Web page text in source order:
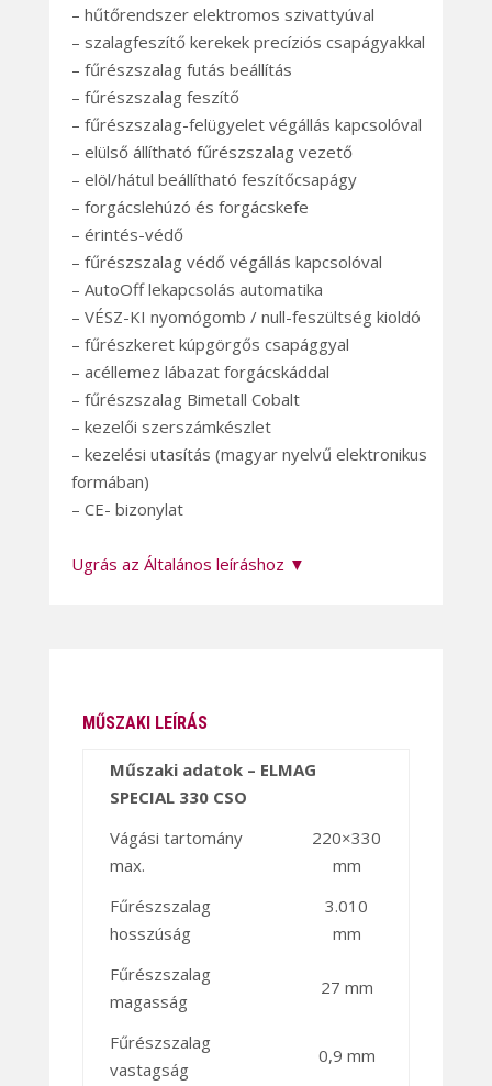
– hűtőrendszer elektromos szivattyúval
– szalagfeszítő kerekek precíziós csapágyakkal
– fűrészszalag futás beállítás
– fűrészszalag feszítő
– fűrészszalag-felügyelet végállás kapcsolóval
– elülső állítható fűrészszalag vezető
– elöl/hátul beállítható feszítőcsapágy
– forgácslehúzó és forgácskefe
– érintés-védő
– fűrészszalag védő végállás kapcsolóval
– AutoOff lekapcsolás automatika
– VÉSZ-KI nyomógomb / null-feszültség kioldó
– fűrészkeret kúpgörgős csapággyal
– acéllemez lábazat forgácskáddal
– fűrészszalag Bimetall Cobalt
– kezelői szerszámkészlet
– kezelési utasítás (magyar nyelvű elektronikus
formában)
– CE- bizonylat
Ugrás az Általános leíráshoz ▼
MŰSZAKI LEÍRÁS
Műszaki adatok – ELMAG
SPECIAL 330 CSO
Vágási tartomány
max.
220×330
mm
Fűrészszalag
hosszúság
3.010
mm
Fűrészszalag
magasság
27 mm
Fűrészszalag
vastagság
0,9 mm